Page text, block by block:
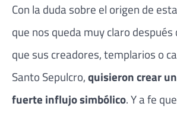
Con la duda sobre el origen de
que nos queda muy claro después
que sus creadores, templarios o
Santo Sepulcro,quisieron crear
fuerte influjo simbólico. Y a fe